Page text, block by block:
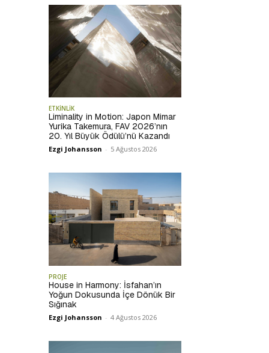
ETKİNLİK
Liminality in Motion: Japon Mimar
Yurika Takemura, FAV 2026’nın
20. Yıl Büyük Ödülü’nü Kazandı
Ezgi Johansson - 5 Ağustos 2026
PROJE
House in Harmony: İsfahan’ın
Yoğun Dokusunda İçe Dönük Bir
Sığınak
Ezgi Johansson - 4 Ağustos 2026